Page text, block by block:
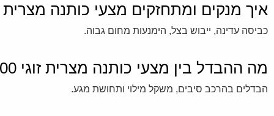
איך מנקים ומתחזקים מצעי כותנה מצרית זוגי 500
כביסה עדינה, ייבוש בצל, הימנעות מחום גבוה.
מה ההבדל בין מצעי כותנה מצרית זוגי 500 חוטים לחלופות?
הבדלים בהרכב סיבים, משקל מילוי ותחושת מגע.